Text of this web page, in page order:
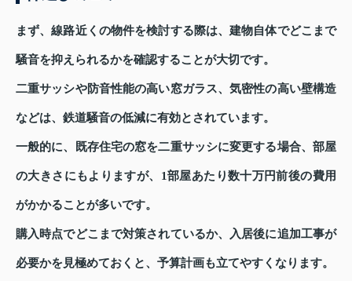
まず、線路近くの物件を検討する際は、建物自体でどこまで
騒音を抑えられるかを確認することが大切です。
二重サッシや防音性能の高い窓ガラス、気密性の高い壁構造
などは、鉄道騒音の低減に有効とされています。
一般的に、既存住宅の窓を二重サッシに変更する場合、部屋
の大きさにもよりますが、1部屋あたり数十万円前後の費用
がかかることが多いです。
購入時点でどこまで対策されているか、入居後に追加工事が
必要かを見極めておくと、予算計画も立てやすくなります。